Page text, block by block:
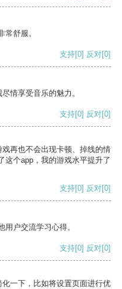
舒服。
支持[0] 反对[0]
情享受音乐的魅力。
支持[0] 反对[0]
再也不会出现卡顿、掉线的情
这个app，我的游戏水平提升了
支持[0] 反对[0]
户交流学习心得。
支持[0] 反对[0]
一下，比如将设置页面进行优